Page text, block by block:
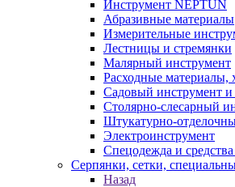
Инструмент NEPTUN
Абразивные материалы
Измерительные
Лестницы и стремянки
Малярный инструмент
Расходные материалы,
Садовый инструмент и
Столярно-слесарный
Штукатурно-
Электроинструмент
Спецодежда и
Серпянки, сетки,
Назад